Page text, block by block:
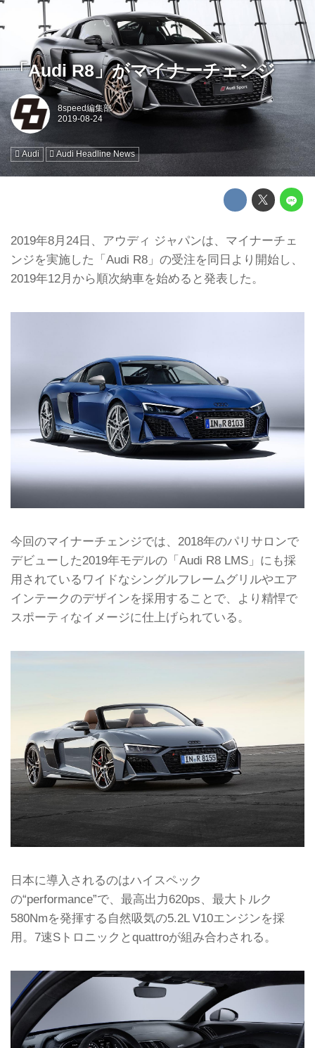
「Audi R8」がマイナーチェンジ
8speed編集部
Audi Audi Headline News
2019年8月24日、アウディ ジャパンは、マイナーチェ
ンジを実施した「Audi R8」の受注を同日より開始し、
2019年12月から順次納車を始めると発表した。
今回のマイナーチェンジでは、2018年のパリサロンで
デビューした2019年モデルの「Audi R8 LMS」にも採
用されているワイドなシングルフレームグリルやエア
インテークのデザインを採用することで、より精悍で
スポーティなイメージに仕上げられている。
日本に導入されるのはハイスペック
の“performance”で、最高出力620ps、最大トルク
580Nmを発揮する自然吸気の5.2L V10エンジンを採
用。7速Sトロニックとquattroが組み合わされる。